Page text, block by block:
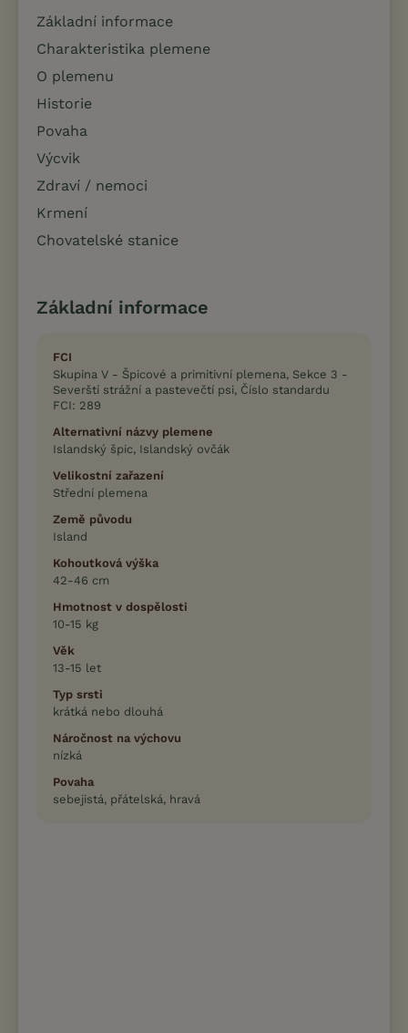
Základní informace
Charakteristika plemene
O plemenu
Historie
Povaha
Výcvik
Zdraví / nemoci
Krmení
Chovatelské stanice
Základní informace
FCI
Skupina V - Špicové a primitivní plemena, Sekce 3 -
Severští strážní a pastevečtí psi, Číslo standardu
FCI: 289
Alternativní názvy plemene
Islandský špic, Islandský ovčák
Velikostní zařazení
Střední plemena
Země původu
Island
Kohoutková výška
42-46 cm
Hmotnost v dospělosti
10-15 kg
Věk
13-15 let
Typ srsti
krátká nebo dlouhá
Náročnost na výchovu
nízká
Povaha
sebejistá, přátelská, hravá